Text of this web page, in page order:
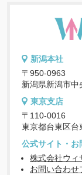
新潟本社
〒950-0963
新潟県新潟市
東京支店
〒110-0016
東京都台東区
公式サイト・お
株式会社ウィ
お問い合わせ